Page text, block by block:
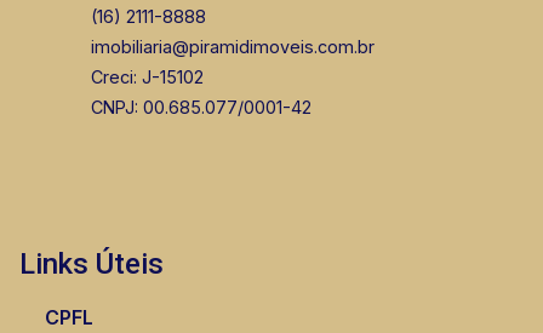
(16) 2111-8888
imobiliaria@piramidimoveis.com.br
Creci: J-15102
CNPJ: 00.685.077/0001-42
Links Úteis
CPFL